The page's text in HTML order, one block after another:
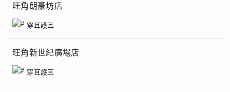
旺角朗豪坊店
穿耳護耳
旺角新世紀廣場店
穿耳護耳